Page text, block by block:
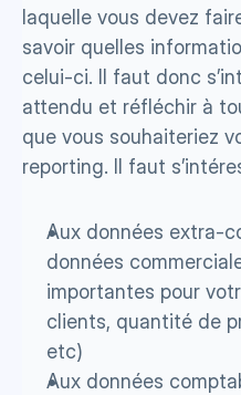
laquelle vous devez
savoir quelles
celui-ci. Il faut donc
attendu et réfléchir à
que vous souhaiteriez
reporting. Il faut
Aux données extra-
données
importantes pour
clients, quantité de
etc)
Aux données